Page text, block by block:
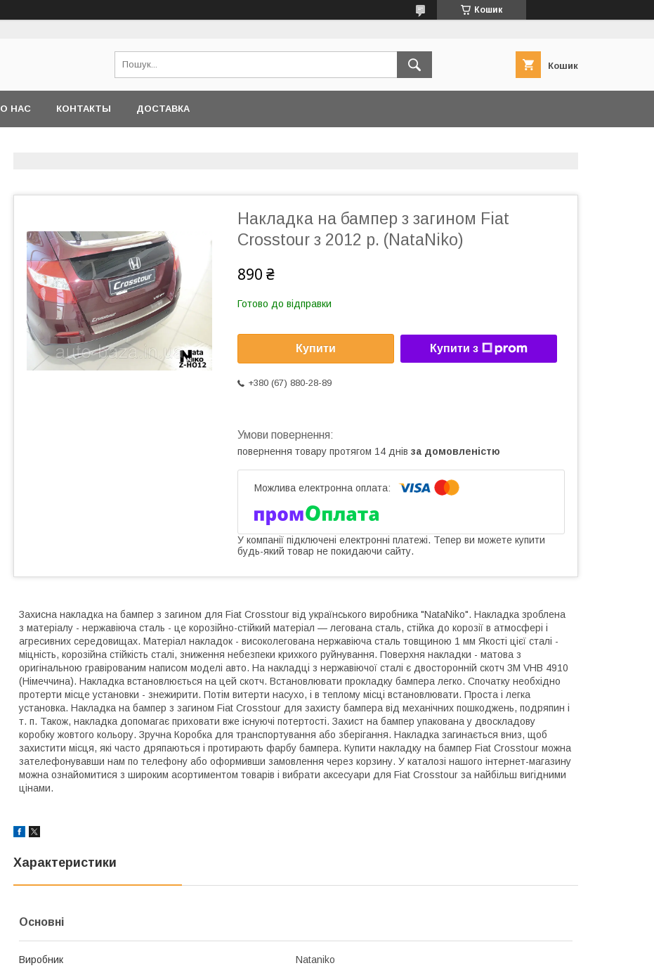
Кошик
Кошик
О НАС КОНТАКТЫ ДОСТАВКА
Накладка на бампер з загином Fiat
Crosstour з 2012 р. (NataNiko)
890 ₴
Готово до відправки
Купити Купити з
+380 (67) 880-28-89
повернення товару протягом 14 днів за домовленістю
У компанії підключені електронні платежі. Тепер ви можете купити
будь-який товар не покидаючи сайту.
Захисна накладка на бампер з загином для Fiat Crosstour від українського виробника "NataNiko". Накладка зроблена
з матеріалу - нержавіюча сталь - це корозійно-стійкий матеріал — легована сталь, стійка до корозії в атмосфері і
агресивних середовищах. Матеріал накладок - високолегована нержавіюча сталь товщиною 1 мм Якості цієї сталі -
міцність, корозійна стійкість сталі, зниження небезпеки крихкого руйнування. Поверхня накладки - матова з
оригінальною гравірованим написом моделі авто. На накладці з нержавіючої сталі є двосторонній скотч 3M VHB 4910
(Німеччина). Накладка встановлюється на цей скотч. Встановлювати прокладку бампера легко. Спочатку необхідно
протерти місце установки - знежирити. Потім витерти насухо, і в теплому місці встановлювати. Проста і легка
установка. Накладка на бампер з загином Fiat Crosstour для захисту бампера від механічних пошкоджень, подряпин і
т. п. Також, накладка допомагає приховати вже існуючі потертості. Захист на бампер упакована у двоскладову
коробку жовтого кольору. Зручна Коробка для транспортування або зберігання. Накладка загинається вниз, щоб
захистити місця, які часто дряпаються і протирають фарбу бампера. Купити накладку на бампер Fiat Crosstour можна
зателефонувавши нам по телефону або оформивши замовлення через корзину. У каталозі нашого інтернет-магазину
можна ознайомитися з широким асортиментом товарів і вибрати аксесуари для Fiat Crosstour за найбільш вигідними
цінами.
Характеристики
Основні
Виробник Nataniko